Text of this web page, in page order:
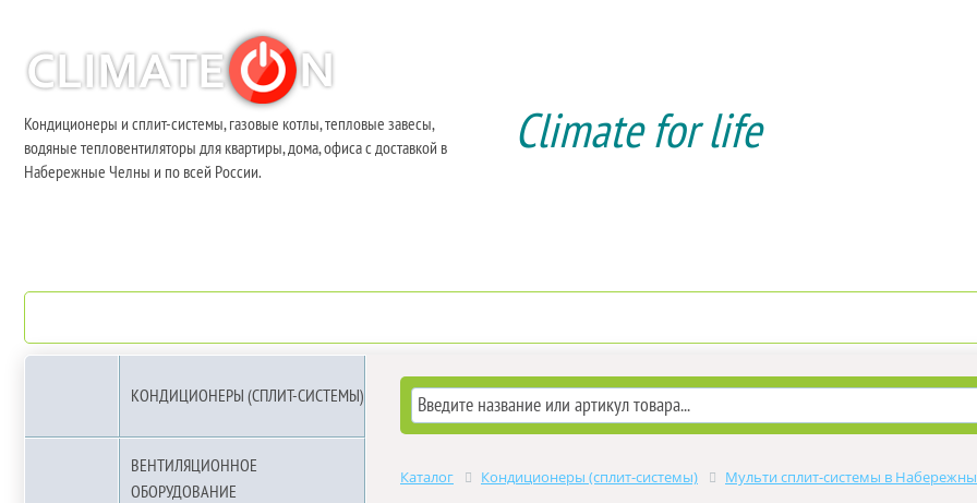
Кондиционеры и сплит-системы, газовые котлы, тепловые завесы,
водяные тепловентиляторы для квартиры, дома, офиса с доставкой в
Набережные Челны и по всей России.
Climate for life
КОНДИЦИОНЕРЫ (СПЛИТ-СИСТЕМЫ)
ВЕНТИЛЯЦИОННОЕ
ОБОРУДОВАНИЕ
Каталог Кондиционеры (сплит-системы) Мульти сплит-системы в